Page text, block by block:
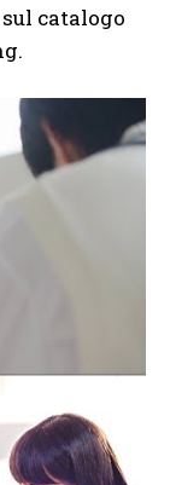
sul catalogo